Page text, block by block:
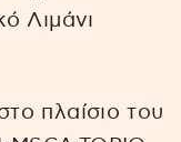
Λιμάνι
πλαίσιο του